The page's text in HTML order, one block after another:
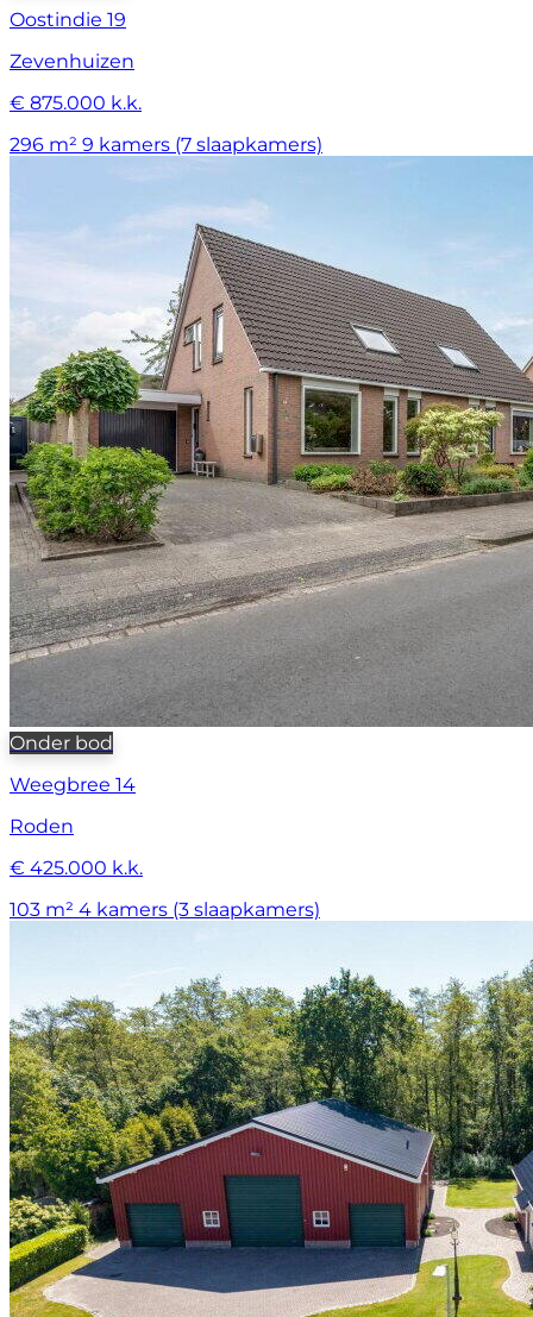
Oostindie 19
Zevenhuizen
€ 875.000 k.k.
296 m² 9 kamers (7 slaapkamers)
Onder bod
Weegbree 14
Roden
€ 425.000 k.k.
103 m² 4 kamers (3 slaapkamers)